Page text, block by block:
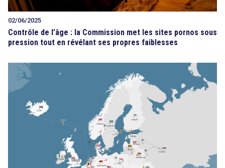
02/06/2025
Contrôle de l’âge : la Commission met les sites pornos sous
pression tout en révélant ses propres faiblesses